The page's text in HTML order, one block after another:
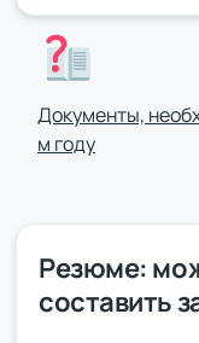
Документы,
м году
Резюме:
составить